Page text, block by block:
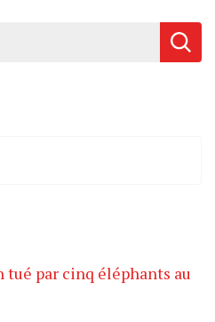
par cinq éléphants au